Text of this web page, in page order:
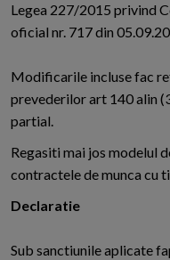
Legea 227/2015 privind
oficial nr. 717 din
Modificarile incluse fac
prevederilor art 140 alin
partial.
Regasiti mai jos modelul
contractele de munca cu
Declaratie
Sub sanctiunile aplicate